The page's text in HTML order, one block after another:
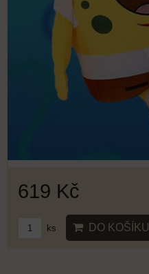
619 Kč
ks DO KOŠÍKU